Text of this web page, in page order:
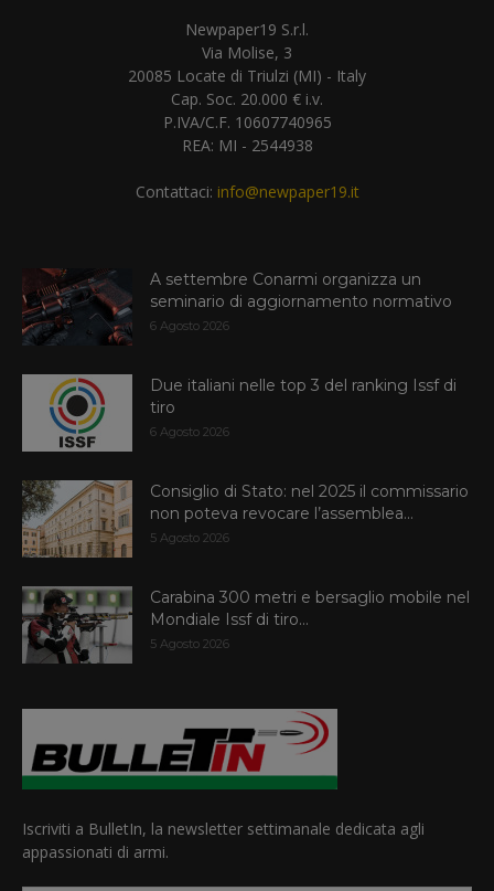
Newpaper19 S.r.l.
Via Molise, 3
20085 Locate di Triulzi (MI) - Italy
Cap. Soc. 20.000 € i.v.
P.IVA/C.F. 10607740965
REA: MI - 2544938
Contattaci: info@newpaper19.it
A settembre Conarmi organizza un
seminario di aggiornamento normativo
6 Agosto 2026
Due italiani nelle top 3 del ranking Issf di
tiro
6 Agosto 2026
Consiglio di Stato: nel 2025 il commissario
non poteva revocare l’assemblea...
5 Agosto 2026
Carabina 300 metri e bersaglio mobile nel
Mondiale Issf di tiro...
5 Agosto 2026
Iscriviti a BulletIn, la newsletter settimanale dedicata agli
appassionati di armi.